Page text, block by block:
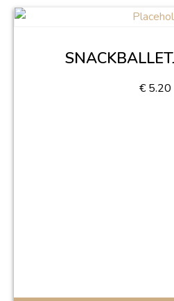
€ 5.20